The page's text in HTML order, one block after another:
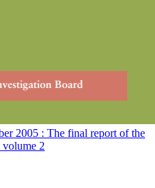
2005 : The final report of the
2